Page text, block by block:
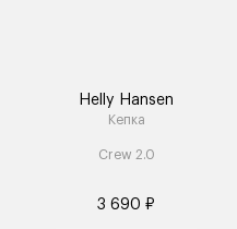
Helly Hansen
Кепка
Crew 2.0
3 690 ₽